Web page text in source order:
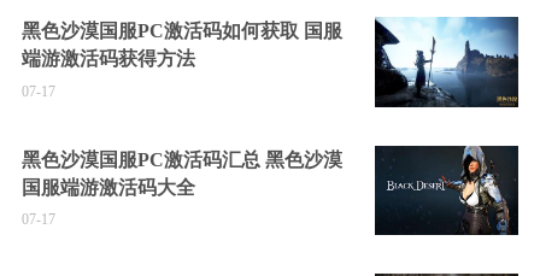
黑色沙漠国服PC激活码如何获取 国服
端游激活码获得方法
07-17
黑色沙漠国服PC激活码汇总 黑色沙漠
国服端游激活码大全
07-17